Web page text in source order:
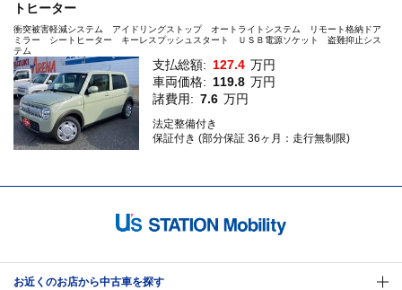
トヒーター
衝突被害軽減システム アイドリングストップ オートライトシステム リモート格納ドア
ミラー シートヒーター キーレスプッシュスタート ＵＳＢ電源ソケット 盗難抑止シス
テム
支払総額: 127.4 万円
車両価格: 119.8 万円
諸費用: 7.6 万円
法定整備付き
保証付き (部分保証 36ヶ月：走行無制限)
お近くのお店から中古車を探す